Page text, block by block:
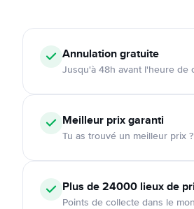
Annulationgratuite
Jusqu'à 48h avant l'heure de
Meilleur prix garanti
Tu as trouvé un meilleur prix
Plus de 24000 lieux de
Points de collecte dans le